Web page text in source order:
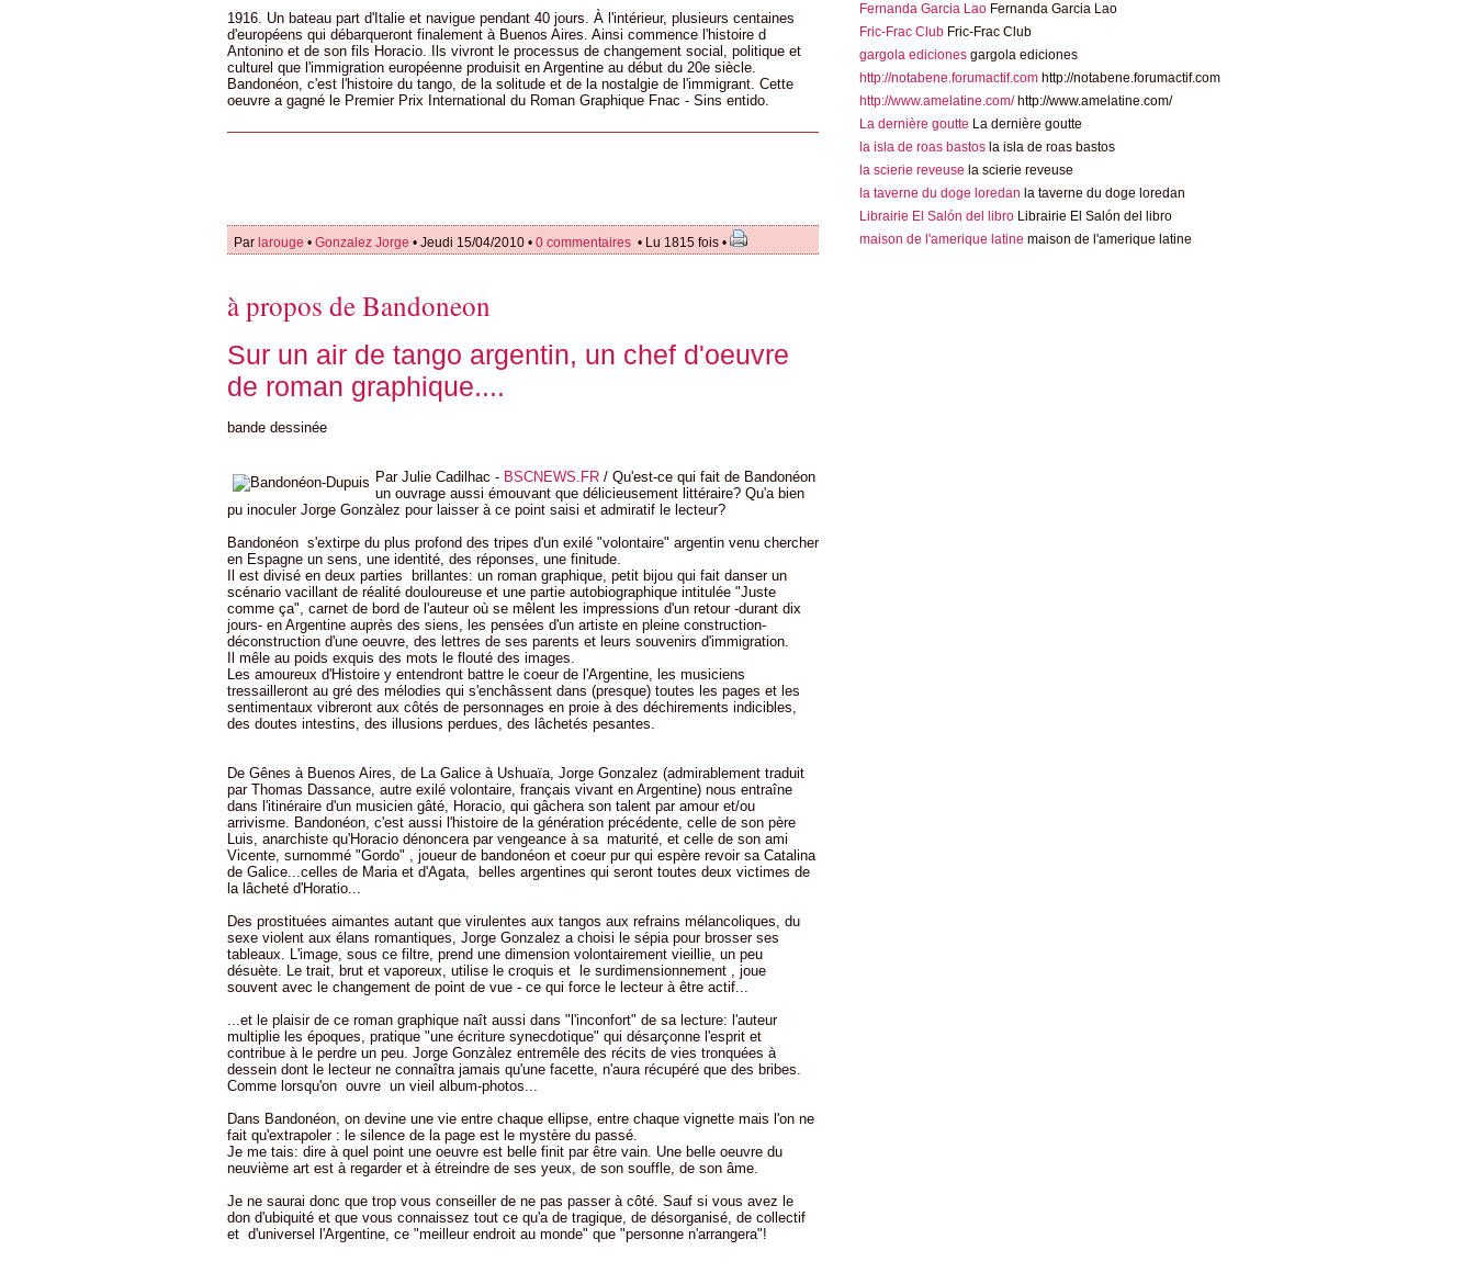
1916. Un bateau part d'Italie et navigue pendant 40 jours. À l'intérieur, plusieurs centaines
d'européens qui débarqueront finalement à Buenos Aires. Ainsi commence l'histoire d
Antonino et de son fils Horacio. Ils vivront le processus de changement social, politique et
culturel que l'immigration européenne produisit en Argentine au début du 20e siècle.
Bandonéon, c'est l'histoire du tango, de la solitude et de la nostalgie de l'immigrant. Cette
oeuvre a gagné le Premier Prix International du Roman Graphique Fnac - Sins entido.
Par larouge • Gonzalez Jorge • Jeudi 15/04/2010 • 0 commentaires • Lu 1815 fois •
à propos de Bandoneon
Sur un air de tango argentin, un chef d'oeuvre
de roman graphique....
bande dessinée
Par Julie Cadilhac - BSCNEWS.FR / Qu'est-ce qui fait de Bandonéon
un ouvrage aussi émouvant que délicieusement littéraire? Qu'a bien
pu inoculer Jorge Gonzàlez pour laisser à ce point saisi et admiratif le lecteur?
Bandonéon s'extirpe du plus profond des tripes d'un exilé "volontaire" argentin venu chercher
en Espagne un sens, une identité, des réponses, une finitude.
Il est divisé en deux parties brillantes: un roman graphique, petit bijou qui fait danser un
scénario vacillant de réalité douloureuse et une partie autobiographique intitulée "Juste
comme ça", carnet de bord de l'auteur où se mêlent les impressions d'un retour -durant dix
jours- en Argentine auprès des siens, les pensées d'un artiste en pleine construction-
déconstruction d'une oeuvre, des lettres de ses parents et leurs souvenirs d'immigration.
Il mêle au poids exquis des mots le flouté des images.
Les amoureux d'Histoire y entendront battre le coeur de l'Argentine, les musiciens
tressailleront au gré des mélodies qui s'enchâssent dans (presque) toutes les pages et les
sentimentaux vibreront aux côtés de personnages en proie à des déchirements indicibles,
des doutes intestins, des illusions perdues, des lâchetés pesantes.
De Gênes à Buenos Aires, de La Galice à Ushuaïa, Jorge Gonzalez (admirablement traduit
par Thomas Dassance, autre exilé volontaire, français vivant en Argentine) nous entraîne
dans l'itinéraire d'un musicien gâté, Horacio, qui gâchera son talent par amour et/ou
arrivisme. Bandonéon, c'est aussi l'histoire de la génération précédente, celle de son père
Luis, anarchiste qu'Horacio dénoncera par vengeance à sa maturité, et celle de son ami
Vicente, surnommé "Gordo" , joueur de bandonéon et coeur pur qui espère revoir sa Catalina
de Galice...celles de Maria et d'Agata, belles argentines qui seront toutes deux victimes de
la lâcheté d'Horatio...
Des prostituées aimantes autant que virulentes aux tangos aux refrains mélancoliques, du
sexe violent aux élans romantiques, Jorge Gonzalez a choisi le sépia pour brosser ses
tableaux. L'image, sous ce filtre, prend une dimension volontairement vieillie, un peu
désuète. Le trait, brut et vaporeux, utilise le croquis et le surdimensionnement , joue
souvent avec le changement de point de vue - ce qui force le lecteur à être actif...
...et le plaisir de ce roman graphique naît aussi dans "l'inconfort" de sa lecture: l'auteur
multiplie les époques, pratique "une écriture synecdotique" qui désarçonne l'esprit et
contribue à le perdre un peu. Jorge Gonzàlez entremêle des récits de vies tronquées à
dessein dont le lecteur ne connaîtra jamais qu'une facette, n'aura récupéré que des bribes.
Comme lorsqu'on ouvre un vieil album-photos...
Dans Bandonéon, on devine une vie entre chaque ellipse, entre chaque vignette mais l'on ne
fait qu'extrapoler : le silence de la page est le mystère du passé.
Je me tais: dire à quel point une oeuvre est belle finit par être vain. Une belle oeuvre du
neuvième art est à regarder et à étreindre de ses yeux, de son souffle, de son âme.
Je ne saurai donc que trop vous conseiller de ne pas passer à côté. Sauf si vous avez le
don d'ubiquité et que vous connaissez tout ce qu'a de tragique, de désorganisé, de collectif
et d'universel l'Argentine, ce "meilleur endroit au monde" que "personne n'arrangera"!
Fernanda Garcia Lao Fernanda Garcia Lao
Fric-Frac Club Fric-Frac Club
gargola ediciones gargola ediciones
http://notabene.forumactif.com http://notabene.forumactif.com
http://www.amelatine.com/http://www.amelatine.com/
La dernière goutte La dernière goutte
la isla de roas bastos la isla de roas bastos
la scierie reveuse la scierie reveuse
la taverne du doge loredan la taverne du doge loredan
Librairie El Salón del libro Librairie El Salón del libro
maison de l'amerique latine maison de l'amerique latine